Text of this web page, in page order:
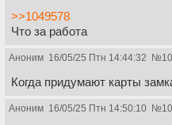
>>1049578
Что за работа
Аноним 16/05/25 Птн 14:44:32 №
Когда придумают карты
Аноним 16/05/25 Птн 14:50:10 №